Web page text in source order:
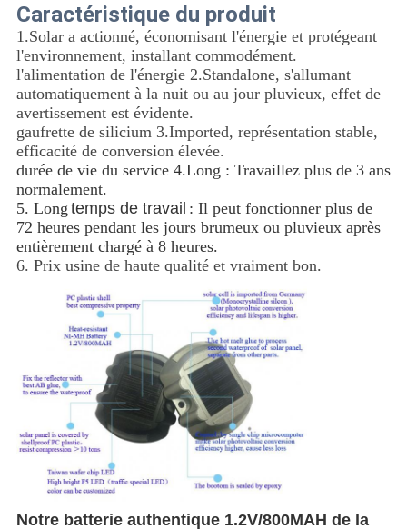
Caractéristique du produit
1.Solar a actionné, économisant l'énergie et protégeant
l'environnement, installant commodément.
l'alimentation de l'énergie 2.Standalone, s'allumant
automatiquement à la nuit ou au jour pluvieux, effet de
avertissement est évidente.
gaufrette de silicium 3.Imported, représentation stable,
efficacité de conversion élevée.
durée de vie du service 4.Long : Travaillez plus de 3 ans
normalement.
5. Long temps de travail : Il peut fonctionner plus de
72 heures pendant les jours brumeux ou pluvieux après
entièrement chargé à 8 heures.
6. Prix usine de haute qualité et vraiment bon.
Notre batterie authentique 1.2V/800MAH de la